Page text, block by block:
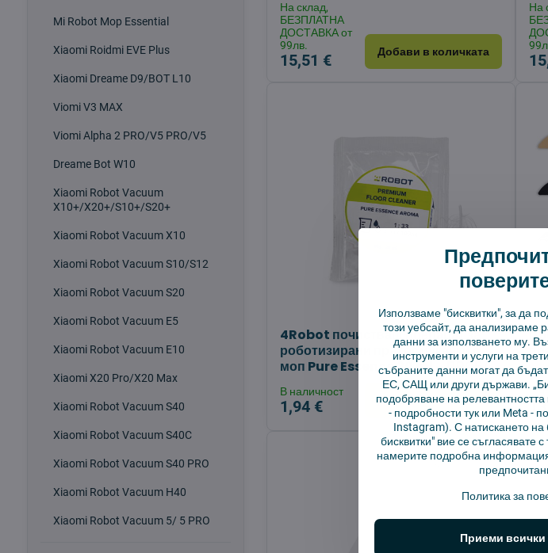
На склад,
БЕЗПЛАТНА
ДОСТАВКА от
99лв.
15,51 € Добави в количката
На
4Robot почистващ препарат за
роботизирани прахосмукачки с
моп Pure Essence 20 ml – ПРОБА
В наличност
1,94 € Добави в количката
В
Mi Robot Mop Essential
Xiaomi Roidmi EVE Plus
Xiaomi Dreame D9/BOT L10
Viomi V3 MAX
Viomi Alpha 2 PRO/V5 PRO/V5
Dreame Bot W10
Xiaomi Robot Vacuum
X10+/X20+/S10+/S20+
Xiaomi Robot Vacuum X10
Xiaomi Robot Vacuum S10/S12
Xiaomi Robot Vacuum S20
Xiaomi Robot Vacuum E5
Xiaomi Robot Vacuum E10
Xiaomi X20 Pro/X20 Max
Xiaomi Robot Vacuum S40
Xiaomi Robot Vacuum S40C
Xiaomi Robot Vacuum S40 PRO
Xiaomi Robot Vacuum H40
Xiaomi Robot Vacuum 5/ 5 PRO
Използваме "бисквитки", за да
този уебсайт, да анализираме
данни за използването му.
инструменти и услуги на
събраните данни могат да
ЕС, САЩ или други държави.
подобряване на
- подробности тукили Meta -
Instagram). С натискането
бисквитки" вие се съгласявате
намерите подробна
Политика за
Приеми всички